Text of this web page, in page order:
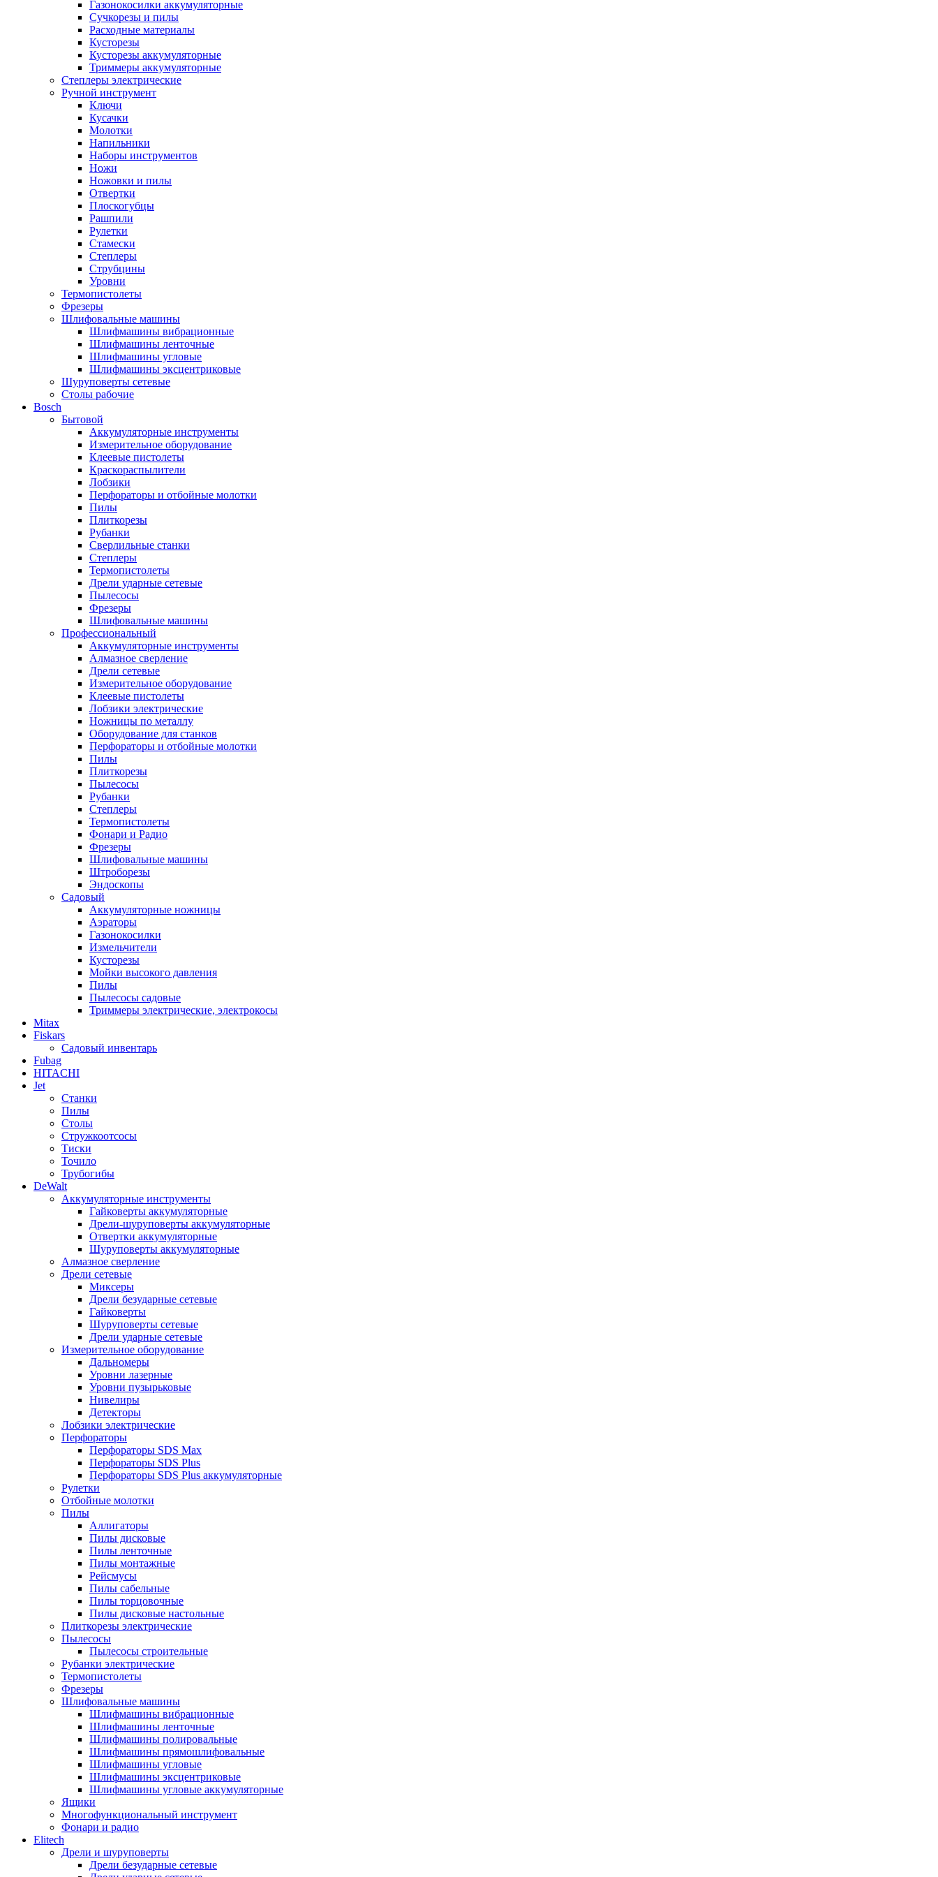
Газонокосилки аккумуляторные
Сучкорезы и пилы
Расходные материалы
Кусторезы
Кусторезы аккумуляторные
Триммеры аккумуляторные
Степлеры электрические
Ручной инструмент
Ключи
Кусачки
Молотки
Напильники
Наборы инструментов
Ножи
Ножовки и пилы
Отвертки
Плоскогубцы
Рашпили
Рулетки
Стамески
Степлеры
Струбцины
Уровни
Термопистолеты
Фрезеры
Шлифовальные машины
Шлифмашины вибрационные
Шлифмашины ленточные
Шлифмашины угловые
Шлифмашины эксцентриковые
Шуруповерты сетевые
Столы рабочие
Bosch
Бытовой
Аккумуляторные инструменты
Измерительное оборудование
Клеевые пистолеты
Краскораспылители
Лобзики
Перфораторы и отбойные молотки
Пилы
Плиткорезы
Рубанки
Сверлильные станки
Степлеры
Термопистолеты
Дрели ударные сетевые
Пылесосы
Фрезеры
Шлифовальные машины
Профессиональный
Аккумуляторные инструменты
Алмазное сверление
Дрели сетевые
Измерительное оборудование
Клеевые пистолеты
Лобзики электрические
Ножницы по металлу
Оборудование для станков
Перфораторы и отбойные молотки
Пилы
Плиткорезы
Пылесосы
Рубанки
Степлеры
Термопистолеты
Фонари и Радио
Фрезеры
Шлифовальные машины
Штроборезы
Эндоскопы
Садовый
Аккумуляторные ножницы
Аэраторы
Газонокосилки
Измельчители
Кусторезы
Мойки высокого давления
Пилы
Пылесосы садовые
Триммеры электрические, электрокосы
Mitax
Fiskars
Садовый инвентарь
Fubag
HITACHI
Jet
Станки
Пилы
Столы
Стружкоотсосы
Тиски
Точило
Трубогибы
DeWalt
Аккумуляторные инструменты
Гайковерты аккумуляторные
Дрели-шуруповерты аккумуляторные
Отвертки аккумуляторные
Шуруповерты аккумуляторные
Алмазное сверление
Дрели сетевые
Миксеры
Дрели безударные сетевые
Гайковерты
Шуруповерты сетевые
Дрели ударные сетевые
Измерительное оборудование
Дальномеры
Уровни лазерные
Уровни пузырьковые
Нивелиры
Детекторы
Лобзики электрические
Перфораторы
Перфораторы SDS Max
Перфораторы SDS Plus
Перфораторы SDS Plus аккумуляторные
Рулетки
Отбойные молотки
Пилы
Аллигаторы
Пилы дисковые
Пилы ленточные
Пилы монтажные
Рейсмусы
Пилы сабельные
Пилы торцовочные
Пилы дисковые настольные
Плиткорезы электрические
Пылесосы
Пылесосы строительные
Рубанки электрические
Термопистолеты
Фрезеры
Шлифовальные машины
Шлифмашины вибрационные
Шлифмашины ленточные
Шлифмашины полировальные
Шлифмашины прямошлифовальные
Шлифмашины угловые
Шлифмашины эксцентриковые
Шлифмашины угловые аккумуляторные
Ящики
Многофункциональный инструмент
Фонари и радио
Elitech
Дрели и шуруповерты
Дрели безударные сетевые